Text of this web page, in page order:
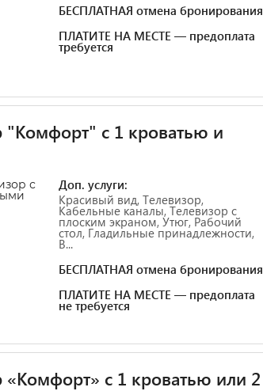
БЕСПЛАТНАЯ отмена бронирования
ПЛАТИТЕ НА МЕСТЕ — предоплата
требуется
с 1 кроватью и
с
Доп. услуги:
Красивый вид, Телевизор,
Кабельные каналы, Телевизор с
плоским экраном, Утюг, Рабочий
стол, Гладильные принадлежности,
В...
БЕСПЛАТНАЯ отмена бронирования
ПЛАТИТЕ НА МЕСТЕ — предоплата
не требуется
с 1 кроватью или 2